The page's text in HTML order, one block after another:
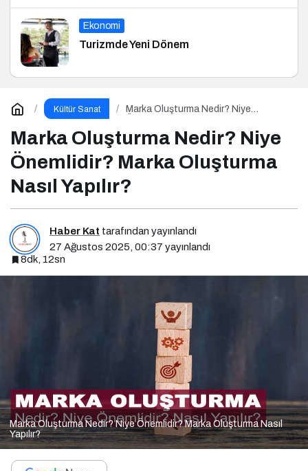
Ekonomi
Turizmde Yeni Dönem
Kültür Sanat
Marka Oluşturma Nedir? Niye
Marka Oluşturma Nedir? Niye
Önemlidir? Marka Oluşturma
Nasıl Yapılır?
Haber Kat tarafından yayınlandı
27 Ağustos 2025, 00:37 yayınlandı
8dk, 12sn
Marka Oluşturma Nedir? Niye Önemlidir? Marka Oluşturma Nasıl
Yapılır?